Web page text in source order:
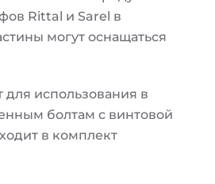
Rittal и Sarel в
могут оснащаться
использования в
болтам с винтовой
в комплект